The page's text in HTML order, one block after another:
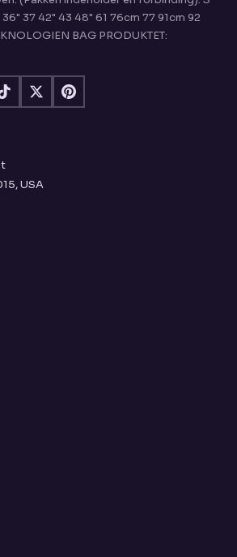
36" 37 42" 43 48" 61 76cm 77 91cm 92
BAG PRODUKTET:
USA